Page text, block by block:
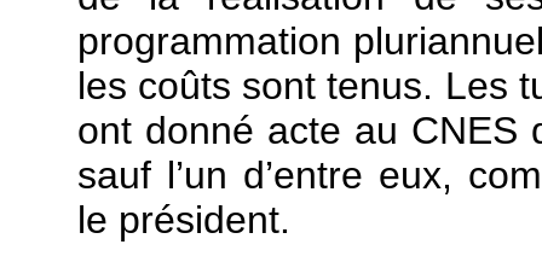
programmation
les coûts sont tenus. Les
ont donné acte au CNES
sauf l’un d’entre eux,
le président.